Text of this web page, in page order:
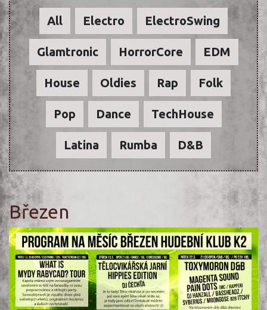
All Electro ElectroSwing
Glamtronic HorrorCore EDM
House Oldies Rap Folk
Pop Dance TechHouse
Latina Rumba D&B
Březen